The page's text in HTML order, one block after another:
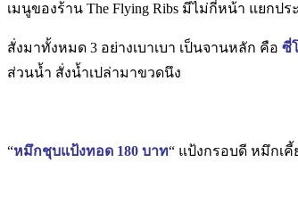
เมนูของร้าน The Flying Ribs มีไม่กี่หน้า แยก
สั่งมาทั้งหมด 3 อย่างเบาเบา เป็นจานหลัก คือ ซี่
ส่วนน้ำ สั่งน้ำเปล่ามาขวดนึง
“หมึกชุบแป้งทอด 180 บาท“ แป้งกรอบดี หมึกเ